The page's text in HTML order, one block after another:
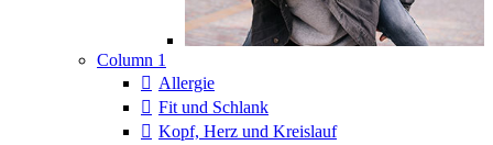
Column 1
Allergie
Fit und Schlank
Kopf, Herz und Kreislauf